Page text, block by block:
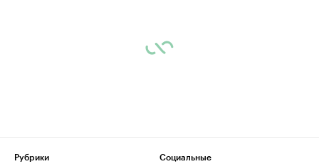
Рубрики
Социальные